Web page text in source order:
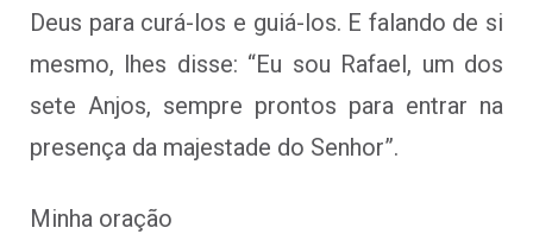
Deus para curá-los e guiá-los. E falando de si
mesmo, lhes disse: “Eu sou Rafael, um dos
sete Anjos, sempre prontos para entrar na
presença da majestade do Senhor”.
Minha oração